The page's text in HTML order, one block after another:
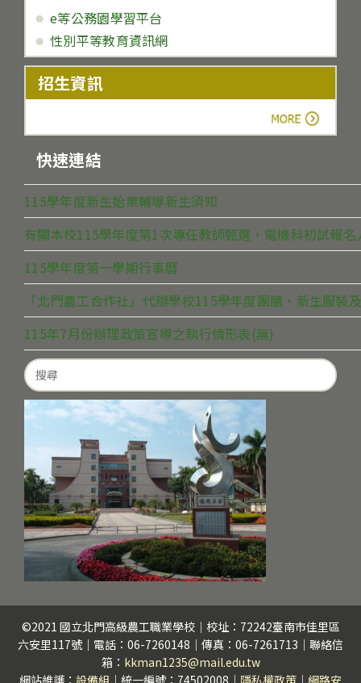
e等公務園學習平台
性別平等教育資訊網
招生資訊
快速連結
115學年度新生始業輔導新生須知
有關本校115學年度第1次專任教師甄選，電機科初試報
115學年度第一學期行事曆
「北門農工合作社」代辦學校115學年度團膳、新生服裝
115年7月份辦理政策宣導之執行情形表(無)
Search
for:
©2021 國立北門高級農工職業學校｜校址：72242臺南市佳里區
六安里117號｜電話：06-7260148｜傳真：06-7261713｜聯絡信
箱： kkman1235@mail.edu.tw